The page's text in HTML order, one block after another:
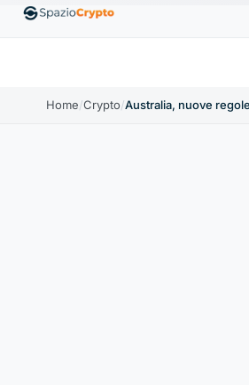
↑1.10% EthereumETH
Home/Crypto/Australia, nuove